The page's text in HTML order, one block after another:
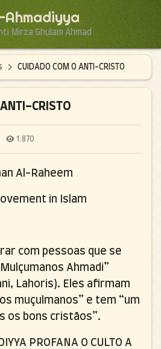
Mirza Ghulam Ahmad
CUIDADO COM O ANTI-CRISTO
CRISTO
1.870
Al-Raheem
in Islam
com pessoas que se
Ahmadi”
Lahoris). Eles afirmam
muçulmanos” e tem “um
os bons cristãos”.
PROFANA O CULTO A